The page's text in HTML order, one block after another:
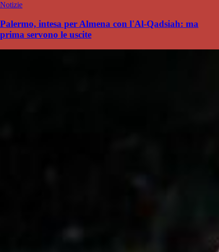
Notizie
Palermo, intesa per Almena con l'Al-Qadsiah: ma
prima servono le uscite